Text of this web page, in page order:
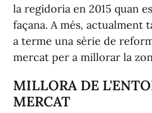
la regidoria en 2015 quan
façana. A més, actualment
a terme una sèrie de
mercat per a millorar la
MILLORA DE
MERCAT